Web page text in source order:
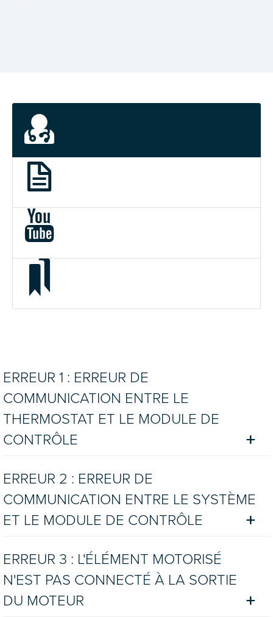
ERREUR 1 : ERREUR DE
COMMUNICATION ENTRE LE
THERMOSTAT ET LE MODULE DE
CONTRÔLE
ERREUR 2 : ERREUR DE
COMMUNICATION ENTRE LE SYSTÈME
ET LE MODULE DE CONTRÔLE
ERREUR 3 : L'ÉLÉMENT MOTORISÉ
N'EST PAS CONNECTÉ À LA SORTIE
DU MOTEUR